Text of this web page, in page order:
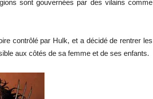
sont gouvernées par des vilains comme
contrôlé par Hulk, et a décidé de rentrer les
aux côtés de sa femme et de ses enfants.